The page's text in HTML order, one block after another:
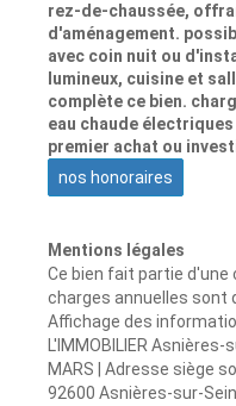
rez-de-chaussée,
d'aménagement.
avec coin nuit ou
lumineux, cuisine et
complète ce bien.
eau chaude
premier achat ou
nos honoraires
Mentions légales
Ce bien fait partie d'une
charges annuelles sont
Affichage des
L'IMMOBILIER
MARS | Adresse siège
92600 Asnières-sur-